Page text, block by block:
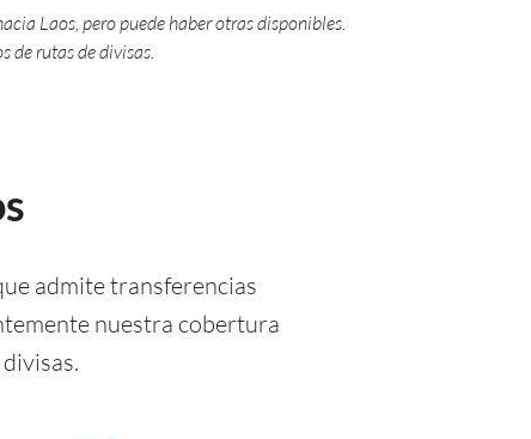
Laos, pero puede haber otras disponibles.
de rutas de divisas.
admite transferencias
nuestra cobertura